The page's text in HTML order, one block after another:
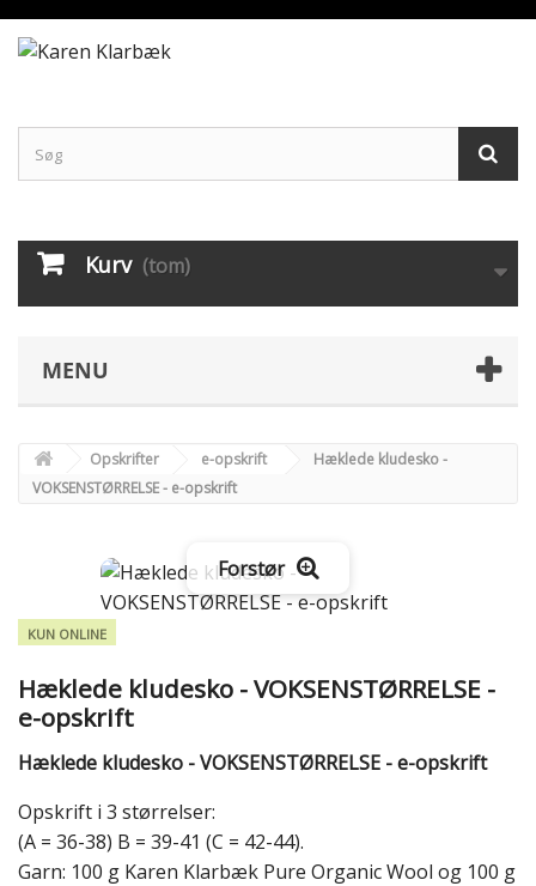
Kurv (tom)
MENU
Opskrifter e-opskrift
Hæklede kludesko -
VOKSENSTØRRELSE - e-opskrift
Forstør
KUN ONLINE
Hæklede kludesko - VOKSENSTØRRELSE -
e-opskrift
Hæklede kludesko - VOKSENSTØRRELSE - e-opskrift
Opskrift i 3 størrelser:
(A = 36-38) B = 39-41 (C = 42-44).
Garn: 100 g Karen Klarbæk Pure Organic Wool og 100 g